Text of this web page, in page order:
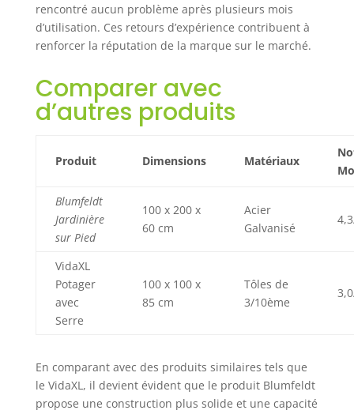
rencontré aucun problème après plusieurs mois
d’utilisation. Ces retours d’expérience contribuent à
renforcer la réputation de la marque sur le marché.
Comparer avec
d’autres produits
Produit Dimensions Matériaux
Blumfeldt
Jardinière
sur Pied
100 x 200 x
60 cm
Acier
Galvanisé
VidaXL
Potager
avec
Serre
100 x 100 x
85 cm
Tôles de
3/10ème
En comparant avec des produits similaires tels que
le VidaXL, il devient évident que le produit Blumfeldt
propose une construction plus solide et une capacité